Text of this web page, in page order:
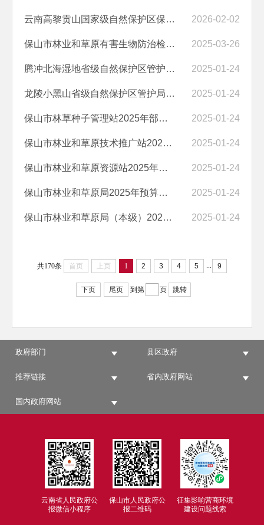
云南高黎贡山国家级自然保护区保山管护局（本级）2026年预算公开目录 2026-02-02
保山市林业和草原有害生物防治检疫中心2025年预算公开目录 2025-03-26
腾冲北海湿地省级自然保护区管护局2025年预算公开编制说明 2025-01-24
龙陵小黑山省级自然保护区管护局2025年预算公开编制说明 2025-01-24
保山市林草种子管理站2025年部门预算编制说明 2025-01-24
保山市林业和草原技术推广站2025年部门预算公开目录 2025-01-24
保山市林业和草原资源站2025年部门预算编制说明 2025-01-24
保山市林业和草原局2025年预算公开目录 2025-01-24
保山市林业和草原局（本级）2025年预算公开目录 2025-01-24
共170条 首页 上页 1 2 3 4 5 ... 9
下页 尾页 到第 页 跳转
政府部门 县区政府
推荐链接 省内政府网站
国内政府网站
云南省人民政府公
报微信小程序
保山市人民政府公
报二维码
征集影响营商环境
建设问题线索